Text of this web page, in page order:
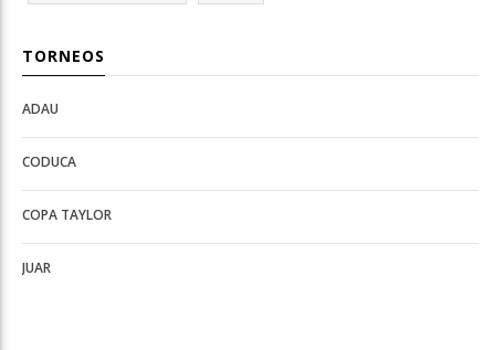
TORNEOS
Open
Deportes
configuration
options
Open
configuration
options
ADAU
CODUCA
COPA TAYLOR
JUAR